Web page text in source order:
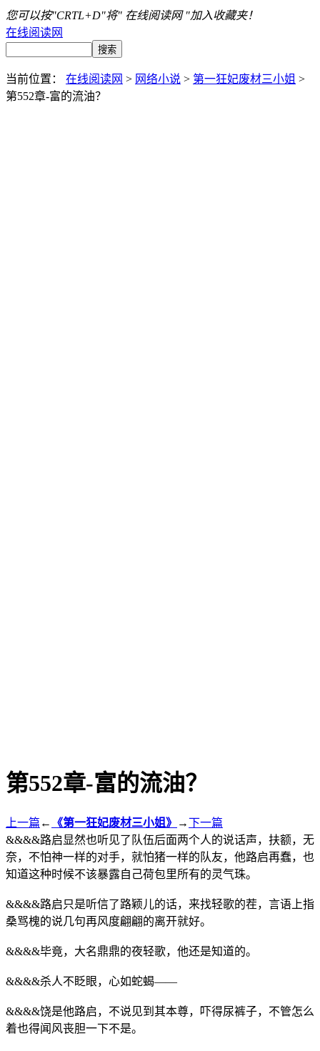
您可以按"CRTL+D"将" 在线阅读网 "加入收藏夹！
在线阅读网
当前位置： 在线阅读网 > 网络小说 > 第一狂妃废材三小姐 >
第552章-富的流油？
第552章-富的流油？
上一篇 ← 《第一狂妃废材三小姐》 →下一篇
&&&&路启显然也听见了队伍后面两个人的说话声，扶额，无
奈，不怕神一样的对手，就怕猪一样的队友，他路启再蠢，也
知道这种时候不该暴露自己荷包里所有的灵气珠。
&&&&路启只是听信了路颖儿的话，来找轻歌的茬，言语上指
桑骂槐的说几句再风度翩翩的离开就好。
&&&&毕竟，大名鼎鼎的夜轻歌，他还是知道的。
&&&&杀人不眨眼，心如蛇蝎——
&&&&饶是他路启，不说见到其本尊，吓得尿裤子，不管怎么
着也得闻风丧胆一下不是。